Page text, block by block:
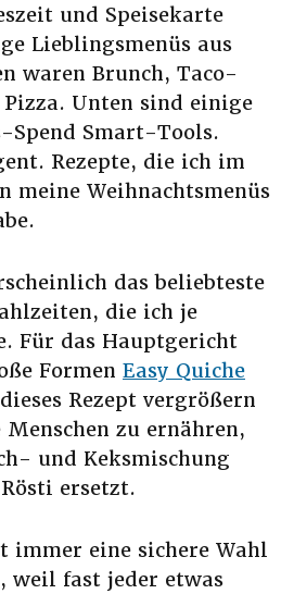
und Speisekarte
Lieblingsmenüs aus
waren Brunch, Taco-
Unten sind einige
Spend Smart-Tools.
Rezepte, die ich im
meine Weihnachtsmenüs
das beliebteste
die ich je
Für das Hauptgericht
Formen Easy Quiche
Rezept vergrößern
zu ernähren,
und Keksmischung
ersetzt.
immer eine sichere Wahl
weil fast jeder etwas